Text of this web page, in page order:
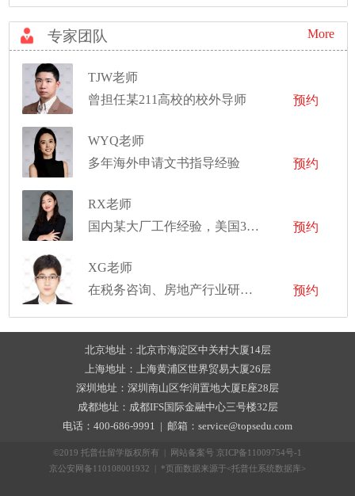
专家团队 More
TJW老师
曾担任某211高校的校外导师
预约
WYQ老师
多年海外申请文书指导经验
预约
RX老师
国内某大厂工作经验，美国3段mpp/mpa实习经历，曾于联合国亚太总部实习
预约
XG老师
在税务咨询、房地产行业研究，TMT行业研究，新能源等领域有丰富的实习及工作经验
预约
北京地址：北京市海淀区中关村大厦14层
上海地址：上海黄浦区世界贸易大厦26层
深圳地址：深圳南山区华润置地大厦E座28层
成都地址：成都IFS国际金融中心三号楼32层
电话：400-686-9991 | 邮箱：service@topsedu.com
©2019 托普仕留学版权所有 | 网站备案号 京ICP备11009754号-1
京公安网备110108001932 | *页面数据来源于<托普仕系统数据库>